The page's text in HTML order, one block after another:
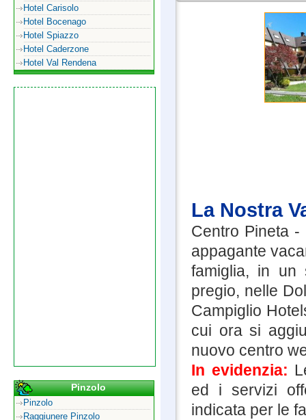
Hotel Carisolo
Hotel Bocenago
Hotel Spiazzo
Hotel Caderzone
Hotel Val Rendena
Pinzolo
Pinzolo
Raggiunere Pinzolo
La Nostra
Centro Pineta
appagante
famiglia, in un
pregio, nelle
Campiglio
cui ora si
nuovo centro
In evidenzia:
ed i servizi
indicata per le